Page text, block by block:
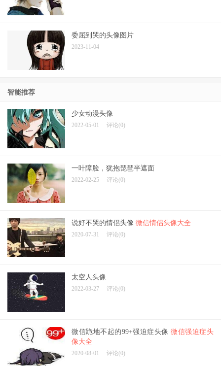
委屈到哭的头像图片
2023-11-04
智能推荐
少女动漫头像
2022-05-01 评论(0)
一叶障脸，犹抱琵琶半遮面
2022-02-25 评论(0)
说好不哭的情侣头像 微信情侣头像大全
2020-07-31 评论(0)
太空人头像
2022-03-27 评论(0)
微信跪地不起的99+强迫症头像 微信强迫症头
像大全
2020-08-01 评论(0)